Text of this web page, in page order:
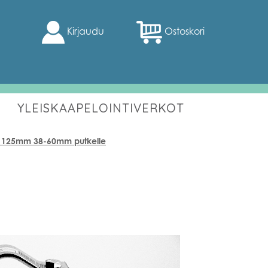
Kirjaudu Ostoskori
YLEISKAAPELOINTIVERKOT
38-60mm putkelle